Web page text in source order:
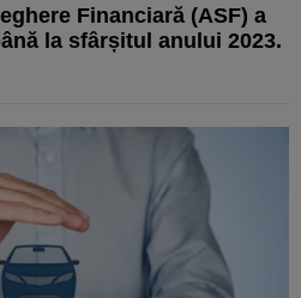
Financiară (ASF) a
la sfârșitul anului 2023.